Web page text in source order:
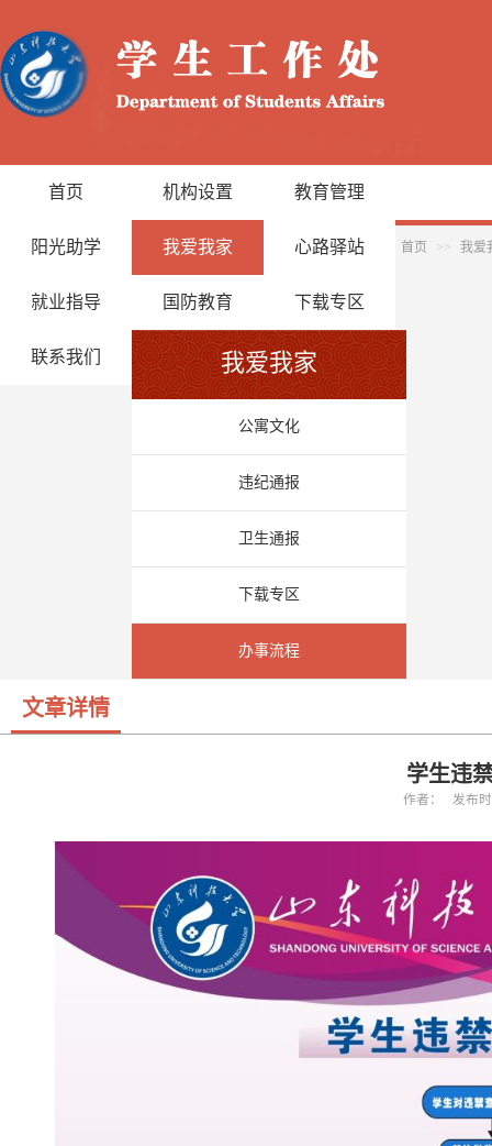
首页 机构设置 教育管理
阳光助学 我爱我家 心路驿站
就业指导 国防教育 下载专区
联系我们
首页 >> 我爱
我爱我家
公寓文化
违纪通报
卫生通报
下载专区
办事流程
文章详情
学生违
作者： 发布